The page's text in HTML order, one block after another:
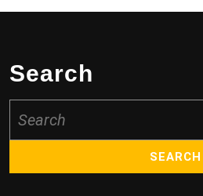
Search
for: